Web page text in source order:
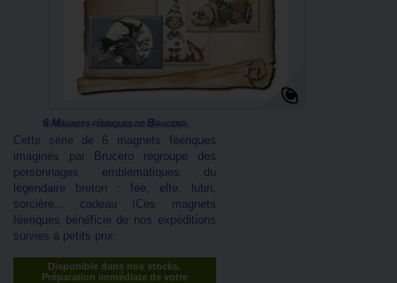
6 Magnets féeriques de Brucero
Cette série de 6 magnets féeriques
imaginés par Brucero regroupe des
personnages emblématiques du
légendaire breton : fée, elfe, lutin,
sorcière... cadeau !Ces magnets
féeriques bénéficie de nos expéditions
suivies à petits prix.
Disponible dans nos stocks.
Préparation immédiate de votre